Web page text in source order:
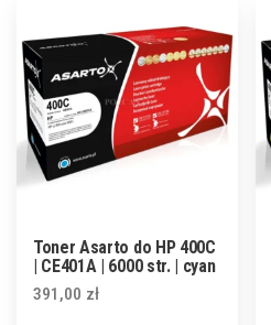
Toner Asarto do HP 400C
| CE401A | 6000 str. | cyan
391,00 zł